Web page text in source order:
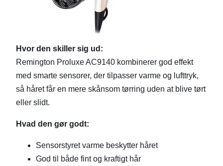
Hvor den skiller sig ud:
Remington Proluxe AC9140 kombinerer god effekt
med smarte sensorer, der tilpasser varme og lufttryk,
så håret får en mere skånsom tørring uden at blive tørt
eller slidt.
Hvad den gør godt:
Sensorstyret varme beskytter håret
God til både fint og kraftigt hår